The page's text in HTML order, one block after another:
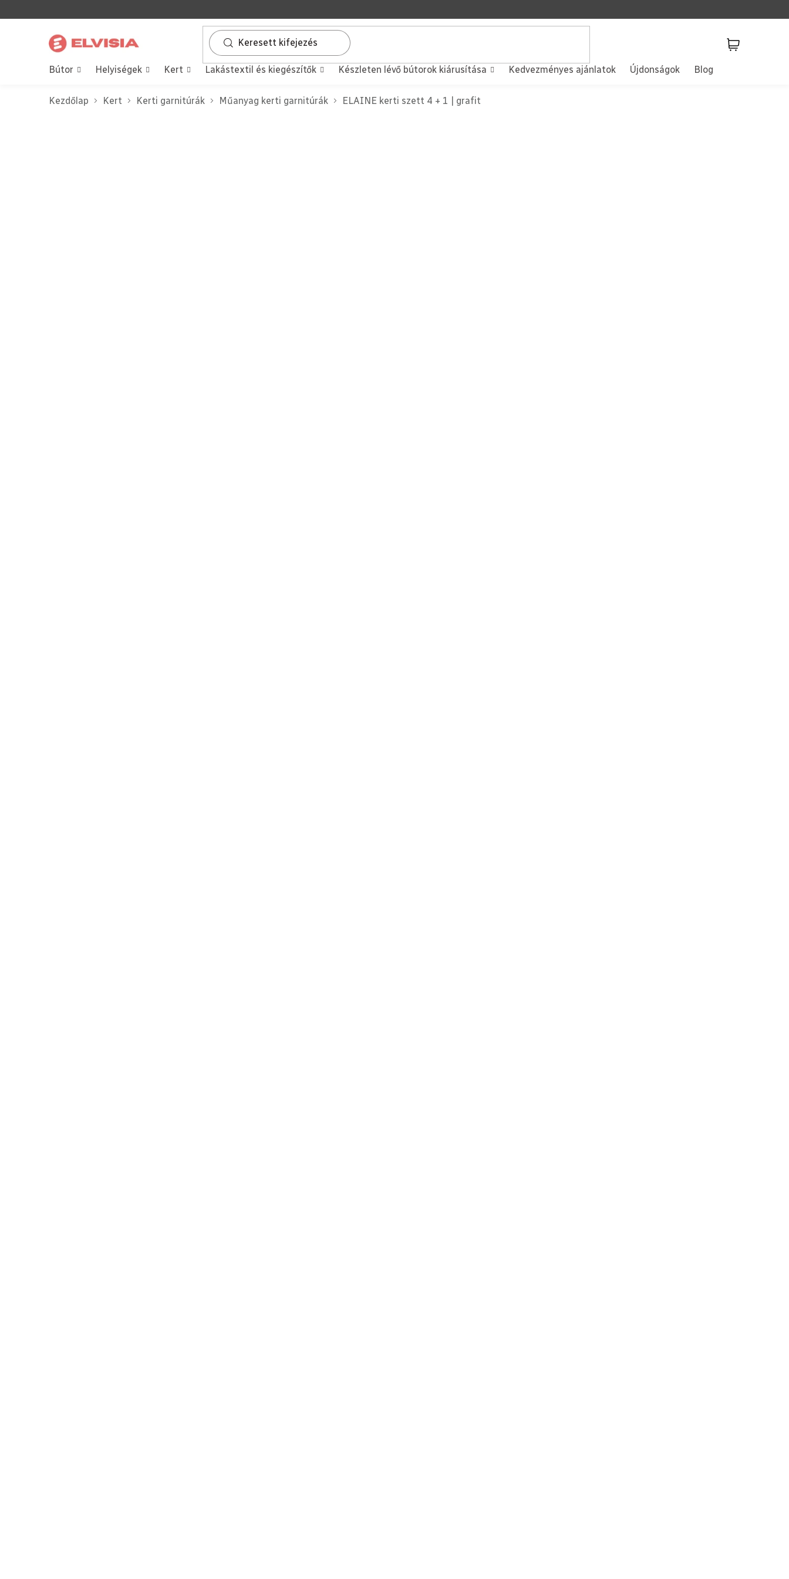
a
tartalomhoz
Bútor Helyiségek Kert Lakástextil és kiegészítők Készleten lévő bútorok kiárusítása Kedvezményes ajánlatok Újdonságok Blog
Kezdőlap Kert Kerti garnitúrák Műanyag kerti garnitúrák ELAINE kerti szett 4 + 1 | grafit